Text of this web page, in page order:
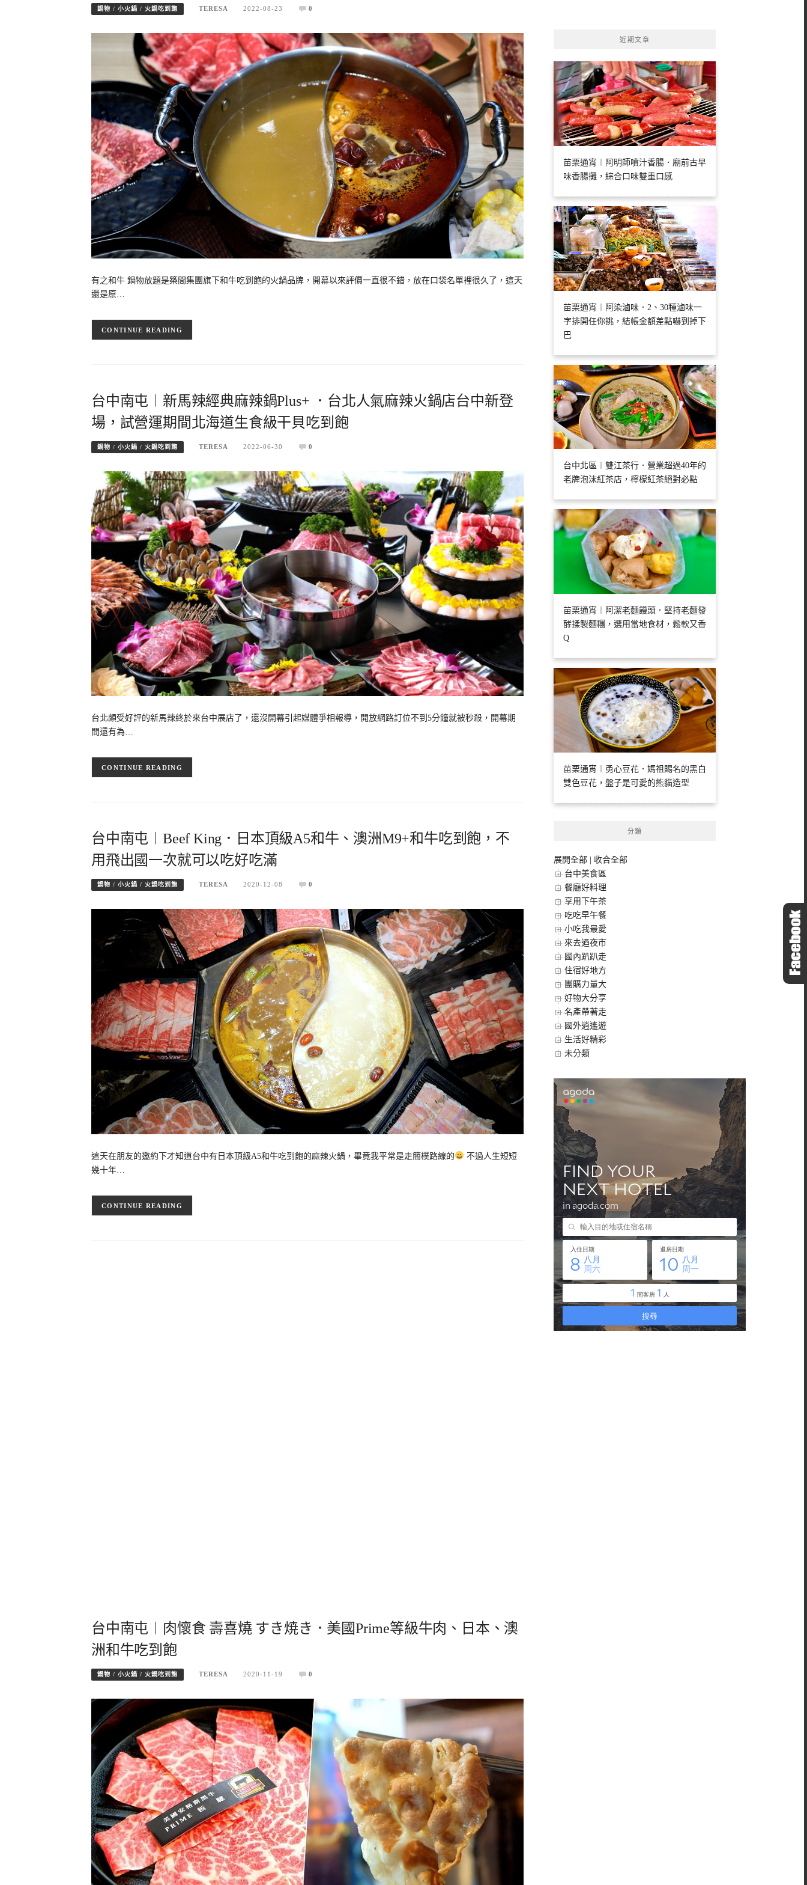
鍋物 / 小火鍋 / 火鍋吃到飽 TERESA 2022-08-23 0
有之和牛 鍋物放題是築間集團旗下和牛吃到飽的火鍋品牌，開幕以來評價一直很不錯，放在口袋名單裡很久了，這天
還是原…
CONTINUE READING
台中南屯︱新馬辣經典麻辣鍋Plus+ ．台北人氣麻辣火鍋店台中新登
場，試營運期間北海道生食級干貝吃到飽
鍋物 / 小火鍋 / 火鍋吃到飽 TERESA 2022-06-30 0
台北頗受好評的新馬辣終於來台中展店了，還沒開幕引起媒體爭相報導，開放網路訂位不到5分鐘就被秒殺，開幕期
間還有為…
CONTINUE READING
台中南屯︱Beef King．日本頂級A5和牛、澳洲M9+和牛吃到飽，不
用飛出國一次就可以吃好吃滿
鍋物 / 小火鍋 / 火鍋吃到飽 TERESA 2020-12-08 0
這天在朋友的邀約下才知道台中有日本頂級A5和牛吃到飽的麻辣火鍋，畢竟我平常是走簡樸路線的
不過人生短短
幾十年…
CONTINUE READING
台中南屯︱肉懷食 壽喜燒 すき焼き．美國Prime等級牛肉、日本、澳
洲和牛吃到飽
鍋物 / 小火鍋 / 火鍋吃到飽 TERESA 2020-11-19 0
近期文章
苗栗通宵︱阿明師噴汁香腸．廟前古早
味香腸攤，綜合口味雙重口感
苗栗通宵︱阿染滷味．2、30種滷味一
字排開任你挑，結帳金額差點嚇到掉下
巴
台中北區︱雙江茶行．營業超過40年的
老牌泡沫紅茶店，檸檬紅茶絕對必點
苗栗通宵︱阿潔老麵饅頭．堅持老麵發
酵揉製麵糰，選用當地食材，鬆軟又香
Q
苗栗通宵︱勇心豆花．媽祖賜名的黑白
雙色豆花，盤子是可愛的熊貓造型
分類
展開全部
收合全部
台中美食區
餐廳好料理
享用下午茶
吃吃早午餐
小吃我最愛
來去迺夜市
國內趴趴走
住宿好地方
團購力量大
好物大分享
名產帶著走
國外逍遙遊
生活好精彩
未分類